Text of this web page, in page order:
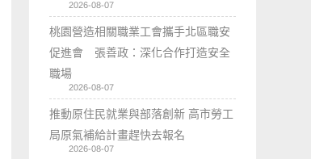
2026-08-07
桃園營造相關職業工會攜手北區職安
促進會 張善政：深化合作打造安全
職場
2026-08-07
推動原住民就業與部落創新 高市勞工
局原氣補給計畫趕快去報名
2026-08-07